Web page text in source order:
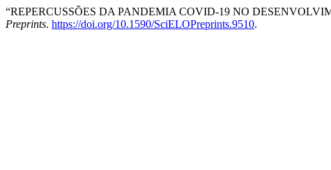
“REPERCUSSÕES DA PANDEMIA COVID-19 NO
Preprints. https://doi.org/10.1590/SciELOPreprints.9510.